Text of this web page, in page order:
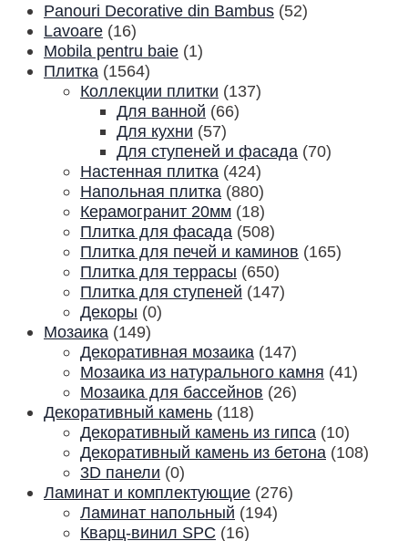
Panouri Decorative din Bambus (52)
Lavoare (16)
Mobila pentru baie (1)
Плитка (1564)
Коллекции плитки (137)
Для ванной (66)
Для кухни (57)
Для ступеней и фасада (70)
Настенная плитка (424)
Напольная плитка (880)
Керамогранит 20мм (18)
Плитка для фасада (508)
Плитка для печей и каминов (165)
Плитка для террасы (650)
Плитка для ступеней (147)
Декоры (0)
Мозаика (149)
Декоративная мозаика (147)
Мозаика из натурального камня (41)
Мозаика для бассейнов (26)
Декоративный камень (118)
Декоративный камень из гипса (10)
Декоративный камень из бетона (108)
3D панели (0)
Ламинат и комплектующие (276)
Ламинат напольный (194)
Кварц-винил SPC (16)